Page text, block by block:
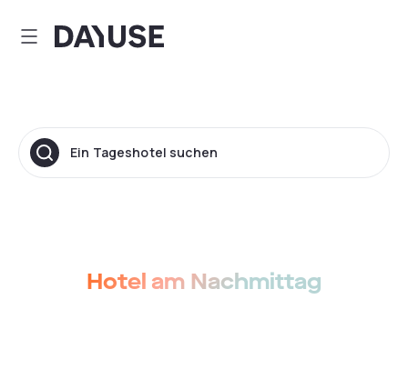
Dayuse
Ein Tageshotel suchen
Hotel am Nachmittag